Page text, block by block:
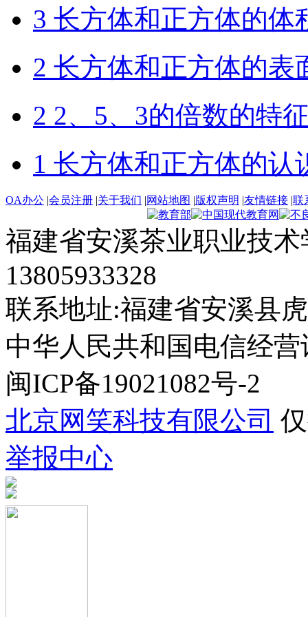
3 长方体和正方体的体
2 长方体和正方体的表
2 2、5、3的倍数的特
1 长方体和正方体的认
OA办公 |会员注册 |关于我们 |网站地图 |版权声明 |友情链接 |联
福建省安溪茶业职业技
13805933328
联系地址:福建省安溪县
中华人民共和国电信经营
闽ICP备19021082号-2
北京网笑科技有限公司
举报中心